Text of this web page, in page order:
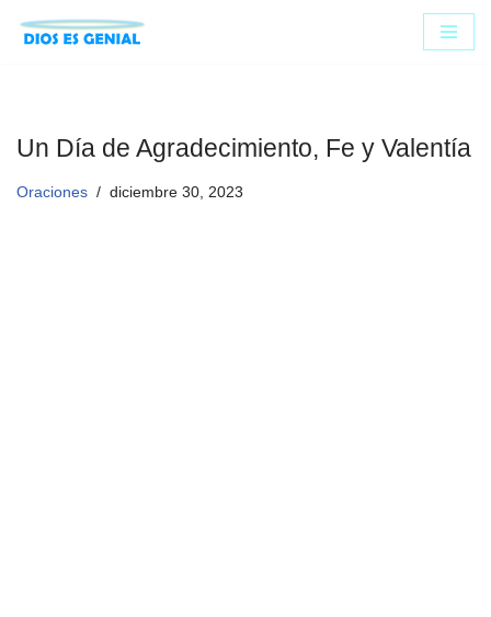
Un Día de Agradecimiento, Fe y Valentía
Oraciones diciembre 30, 2023